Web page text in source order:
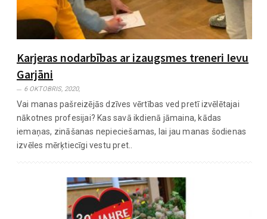
Karjeras nodarbības ar izaugsmes treneri Ievu
Garjāni
6 OKTOBRIS, 2020,
Vai manas pašreizējās dzīves vērtības ved pretī izvēlētajai
nākotnes profesijai? Kas savā ikdienā jāmaina, kādas
iemaņas, zināšanas nepieciešamas, lai jau manas šodienas
izvēles mērķtiecīgi vestu pret..